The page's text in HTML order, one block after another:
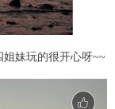
妹玩的很开心呀~~